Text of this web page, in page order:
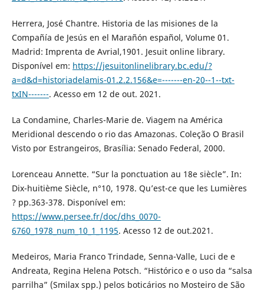
Herrera, José Chantre. Historia de las misiones de la
Compañía de Jesús en el Marañón español, Volume 01.
Madrid: Imprenta de Avrial,1901. Jesuit online library.
Disponível em: https://jesuitonlinelibrary.bc.edu/?
a=d&d=historiadelamis-01.2.2.156&e=-------en-20--1--txt-
txIN-------. Acesso em 12 de out. 2021.
La Condamine, Charles-Marie de. Viagem na América
Meridional descendo o rio das Amazonas. Coleção O Brasil
Visto por Estrangeiros, Brasília: Senado Federal, 2000.
Lorenceau Annette. “Sur la ponctuation au 18e siècle”. In:
Dix-huitième Siècle, n°10, 1978. Qu’est-ce que les Lumières
? pp.363-378. Disponível em:
https://www.persee.fr/doc/dhs_0070-
6760_1978_num_10_1_1195. Acesso 12 de out.2021.
Medeiros, Maria Franco Trindade, Senna-Valle, Luci de e
Andreata, Regina Helena Potsch. “Histórico e o uso da “salsa
parrilha” (Smilax spp.) pelos boticários no Mosteiro de São